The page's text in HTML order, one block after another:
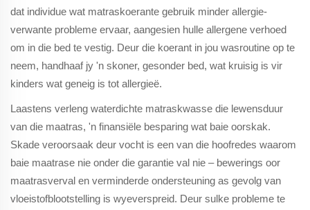
dat individue wat matraskoerante gebruik minder allergie-
verwante probleme ervaar, aangesien hulle allergene verhoed
om in die bed te vestig. Deur die koerant in jou wasroutine op te
neem, handhaaf jy 'n skoner, gesonder bed, wat kruisig is vir
kinders wat geneig is tot allergieë.
Laastens verleng waterdichte matraskwasse die lewensduur
van die maatras, 'n finansiële besparing wat baie oorskak.
Skade veroorsaak deur vocht is een van die hoofredes waarom
baie maatrase nie onder die garantie val nie – bewerings oor
maatrasverval en verminderde ondersteuning as gevolg van
vloeistofblootstelling is wyeverspreid. Deur sulke probleme te